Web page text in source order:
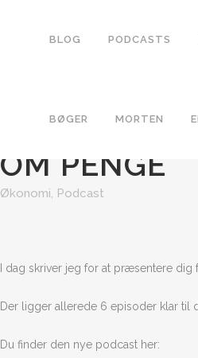
BLOG PODCASTS
BØGER MORTEN
23 MAR NU
OM PENGE
Økonomi, Podcast
I dag skriver jeg for at præsentere
Der ligger allerede 6 episoder klar til
Du finder den nye podcast her: